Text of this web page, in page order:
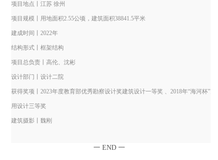
项目地点丨江苏 徐州
项目规模丨用地面积2.55公顷，建筑面积38841.5平米
建成时间丨2022年
结构形式 框架结构
项目总负责丨高伦、沈彬
设计部门丨设计二院
获得奖项丨2023年度教育部优秀勘察设计奖建筑设计一等奖 、 2018年“海河杯”
用设计三等奖
建筑摄影丨魏刚
一END一